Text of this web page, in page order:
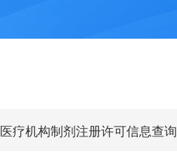
医疗机构制剂注册许可信息查询